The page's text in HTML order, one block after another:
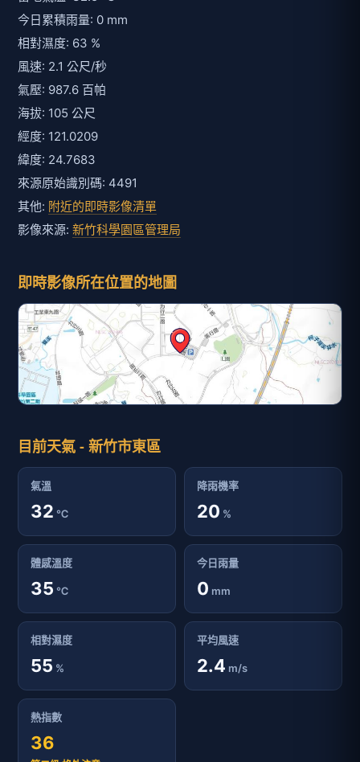
今日累積雨量: 0 mm
相對濕度: 63 %
風速: 2.1 公尺/秒
氣壓: 987.6 百帕
海拔: 105 公尺
經度: 121.0209
緯度: 24.7683
來源原始識別碼: 4491
其他: 附近的即時影像清單
影像來源: 新竹科學園區管理局
即時影像所在位置的地圖
目前天氣 - 新竹市東區
氣溫
32 ℃
降雨機率
20 %
體感溫度
35 ℃
今日雨量
0 mm
相對濕度
55 %
平均風速
2.4 m/s
熱指數
36